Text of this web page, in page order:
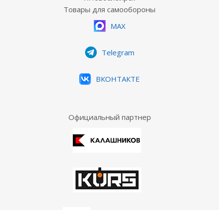
Товары для самообороны
MAX
Telegram
ВКОНТАКТЕ
Официальный партнер